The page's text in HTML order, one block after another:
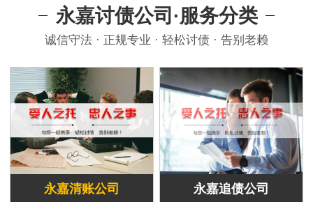
永嘉讨债公司·服务分类
诚信守法 · 正规专业 · 轻松讨债 · 告别老赖
永嘉清账公司 永嘉追债公司